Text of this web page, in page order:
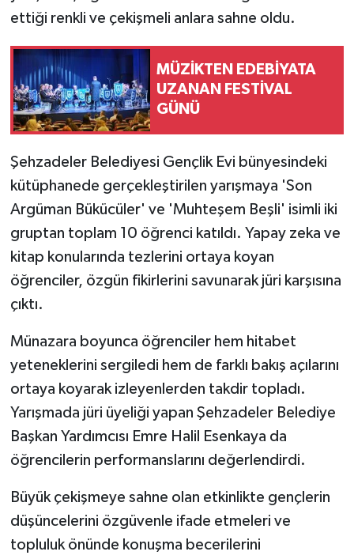
ettiği renkli ve çekişmeli anlara sahne oldu.
MÜZİKTEN EDEBİYATA
UZANAN FESTİVAL
GÜNÜ
Şehzadeler Belediyesi Gençlik Evi bünyesindeki
kütüphanede gerçekleştirilen yarışmaya 'Son
Argüman Bükücüler' ve 'Muhteşem Beşli' isimli iki
gruptan toplam 10 öğrenci katıldı. Yapay zeka ve
kitap konularında tezlerini ortaya koyan
öğrenciler, özgün fikirlerini savunarak jüri karşısına
çıktı.
Münazara boyunca öğrenciler hem hitabet
yeteneklerini sergiledi hem de farklı bakış açılarını
ortaya koyarak izleyenlerden takdir topladı.
Yarışmada jüri üyeliği yapan Şehzadeler Belediye
Başkan Yardımcısı Emre Halil Esenkaya da
öğrencilerin performanslarını değerlendirdi.
Büyük çekişmeye sahne olan etkinlikte gençlerin
düşüncelerini özgüvenle ifade etmeleri ve
topluluk önünde konuşma becerilerini